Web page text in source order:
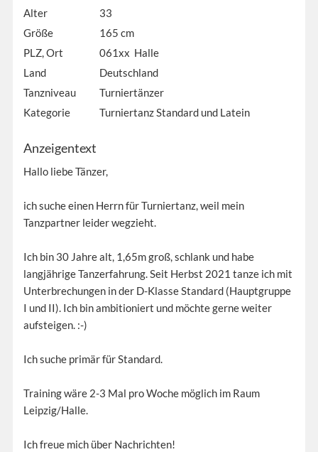
Alter
33
Größe
165 cm
PLZ, Ort
061xx Halle
Land
Deutschland
Tanzniveau
Turniertänzer
Kategorie
Turniertanz Standard und Latein
Anzeigentext
Hallo liebe Tänzer,
ich suche einen Herrn für Turniertanz, weil mein
Tanzpartner leider wegzieht.
Ich bin 30 Jahre alt, 1,65m groß, schlank und habe
langjährige Tanzerfahrung. Seit Herbst 2021 tanze ich mit
Unterbrechungen in der D-Klasse Standard (Hauptgruppe
I und II). Ich bin ambitioniert und möchte gerne weiter
aufsteigen. :-)
Ich suche primär für Standard.
Training wäre 2-3 Mal pro Woche möglich im Raum
Leipzig/Halle.
Ich freue mich über Nachrichten!